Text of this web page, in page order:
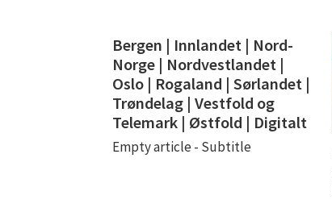
Bergen | Innlandet | Nord-
Norge | Nordvestlandet |
Oslo | Rogaland | Sørlandet |
Trøndelag | Vestfold og
Telemark | Østfold | Digitalt
Empty article - Subtitle